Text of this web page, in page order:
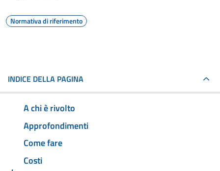
Normativa di riferimento
INDICE DELLA PAGINA
A chi è rivolto
Approfondimenti
Come fare
Costi